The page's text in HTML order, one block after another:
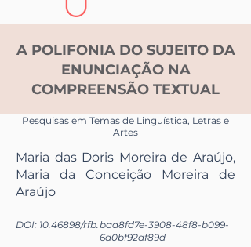
A POLIFONIA DO SUJEITO DA
ENUNCIAÇÃO NA
COMPREENSÃO TEXTUAL
Pesquisas em Temas de Linguística, Letras e
Artes
Maria das Doris Moreira de Araújo,
Maria da Conceição Moreira de
Araújo
DOI: 10.46898/rfb.bad8fd7e-3908-48f8-b099-
6a0bf92af89d